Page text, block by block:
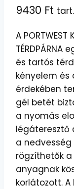
9430 Ft
A PORTWEST
és tartós
kényelem és
érdekében
gél betét
a nyomás
légáteresztő
a nedvesség
rögzíthetők
anyagnak
korlátozott. A